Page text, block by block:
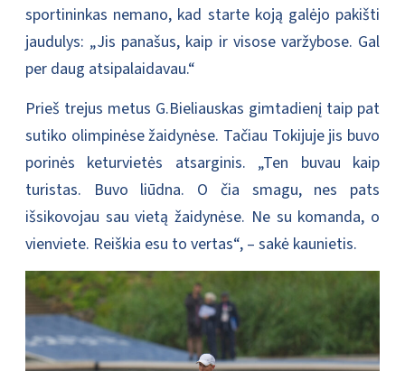
sportininkas nemano, kad starte koją galėjo pakišti
jaudulys: „Jis panašus, kaip ir visose varžybose. Gal
per daug atsipalaidavau.“
Prieš trejus metus G.Bieliauskas gimtadienį taip pat
sutiko olimpinėse žaidynėse. Tačiau Tokijuje jis buvo
porinės keturvietės atsarginis. „Ten buvau kaip
turistas. Buvo liūdna. O čia smagu, nes pats
išsikovojau sau vietą žaidynėse. Ne su komanda, o
vienviete. Reiškia esu to vertas“, – sakė kaunietis.